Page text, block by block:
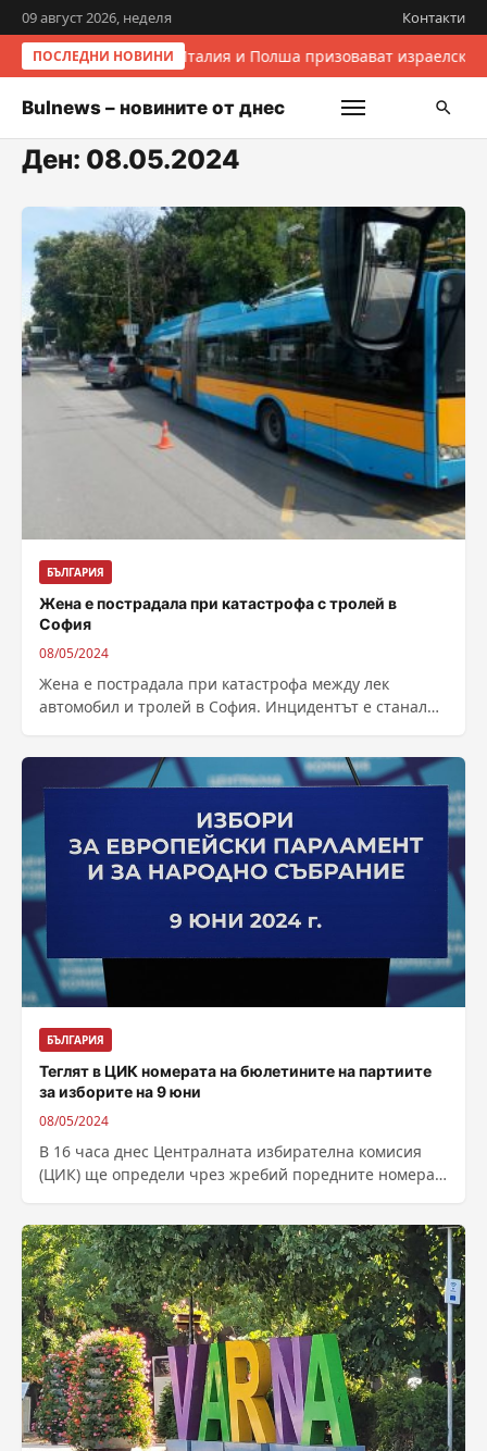
09 август 2026, неделя Контакти
ПОСЛЕДНИ НОВИНИ Италия и Полша призовават
Bulnews – новините от днес
Ден: 08.05.2024
БЪЛГАРИЯ
Жена е пострадала при катастрофа с тролей в
София
08/05/2024
Жена е пострадала при катастрофа между лек
автомобил и тролей в София. Инцидентът е станал
БЪЛГАРИЯ
Теглят в ЦИК номерата на бюлетините на партиите
за изборите на 9 юни
08/05/2024
В 16 часа днес Централната избирателна комисия
(ЦИК) ще определи чрез жребий поредните номера в